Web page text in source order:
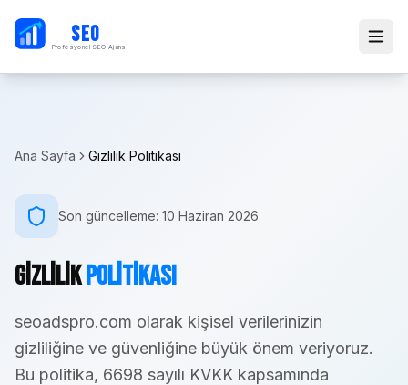
SEO
Profesyonel SEO Ajansı
Ana Sayfa Gizlilik Politikası
Son güncelleme: 10 Haziran 2026
GizlilikPolitikası
seoadspro.com olarak kişisel verilerinizin
gizliliğine ve güvenliğine büyük önem veriyoruz.
Bu politika, 6698 sayılı KVKK kapsamında